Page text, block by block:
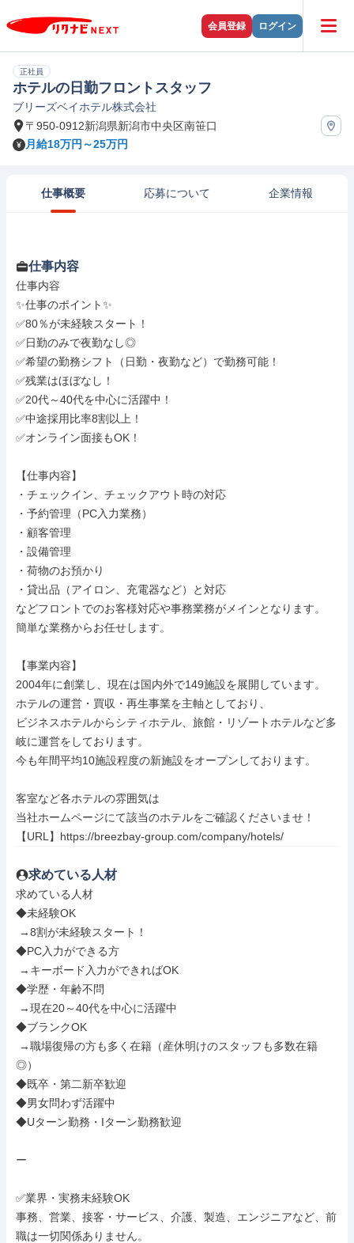
会員登録 ログイン
正社員
ホテルの日勤フロントスタッフ
ブリーズベイホテル株式会社
〒950-0912新潟県新潟市中央区南笹口
月給18万円～25万円
仕事概要 応募について 企業情報
仕事内容
仕事内容
✨仕事のポイント✨
✅80％が未経験スタート！
✅日勤のみで夜勤なし◎
✅希望の勤務シフト（日勤・夜勤など）で勤務可能！
✅残業はほぼなし！
✅20代～40代を中心に活躍中！
✅中途採用比率8割以上！
✅オンライン面接もOK！
【仕事内容】
・チェックイン、チェックアウト時の対応
・予約管理（PC入力業務）
・顧客管理
・設備管理
・荷物のお預かり
・貸出品（アイロン、充電器など）と対応
などフロントでのお客様対応や事務業務がメインとなります。
簡単な業務からお任せします。
【事業内容】
2004年に創業し、現在は国内外で149施設を展開しています。
ホテルの運営・買収・再生事業を主軸としており、
ビジネスホテルからシティホテル、旅館・リゾートホテルなど多
岐に運営をしております。
今も年間平均10施設程度の新施設をオープンしております。
客室など各ホテルの雰囲気は
当社ホームページにて該当のホテルをご確認くださいませ！
【URL】https://breezbay-group.com/company/hotels/
求めている人材
求めている人材
◆未経験OK
◆PC入力ができる方
◆学歴・年齢不問
◆ブランクOK
◎）
◆既卒・第二新卒歓迎
◆男女問わず活躍中
◆Uターン勤務・Iターン勤務歓迎
ー
✅業界・実務未経験OK
事務、営業、接客・サービス、介護、製造、エンジニアなど、前
職は一切関係ありません。